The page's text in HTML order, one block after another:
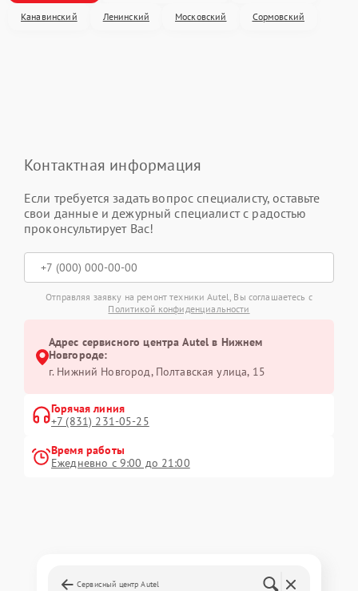
Канавинский Ленинский Московский Сормовский
Контактная информация
Если требуется задать вопрос специалисту, оставьте
свои данные и дежурный специалист с радостью
проконсультирует Вас!
Отправляя заявку на ремонт техники Autel, Вы соглашаетесь с
Политикой конфиденциальности
Адрес сервисного центра Autel в Нижнем
Новгороде:
г. Нижний Новгород, Полтавская улица, 15
Горячая линия
+7 (831) 231-05-25
Время работы
Ежедневно с 9:00 до 21:00
Сервисный центр Autel